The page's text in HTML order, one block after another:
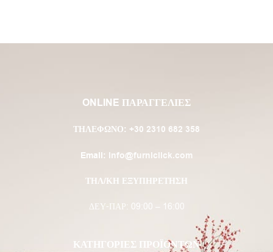
ONLINE ΠΑΡΑΓΓΕΛΙΕΣ
ΤΗΛΈΦΩΝΟ: +30 2310 682 358
Email: info@furniclick.com
ΤΗΛ/ΚΗ ΕΞΥΠΗΡΕΤΗΣΗ
ΔΕΥ-ΠΑΡ: 09:00 – 16:00
ΚΑΤΗΓΟΡΙΕΣ ΠΡΟΪΟΝΤΩΝ